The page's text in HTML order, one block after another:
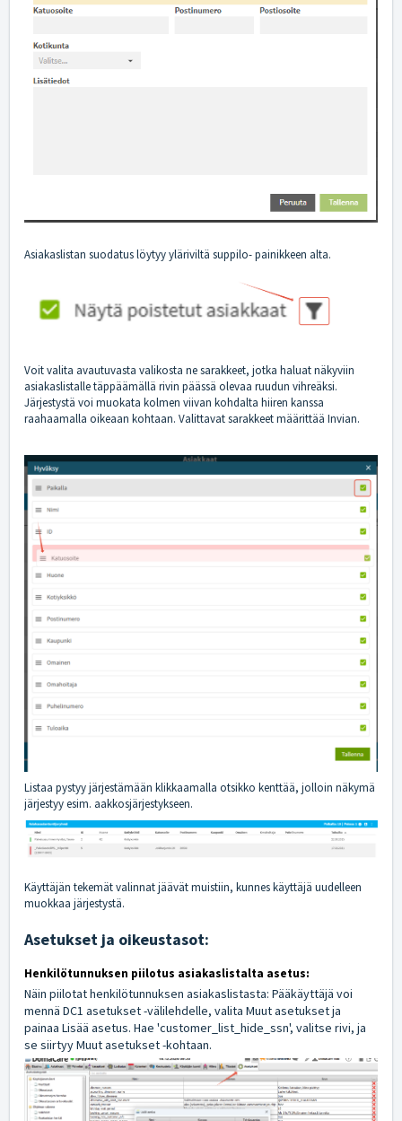
Asiakaslistan suodatus löytyy yläriviltä suppilo- painikkeen alta.
Voit valita avautuvasta valikosta ne sarakkeet, jotka haluat näkyviin
asiakaslistalle täppäämällä rivin päässä olevaa ruudun vihreäksi.
Järjestystä voi muokata kolmen viivan kohdalta hiiren kanssa
raahaamalla oikeaan kohtaan. Valittavat sarakkeet määrittää Invian.
Listaa pystyy järjestämään klikkaamalla otsikko kenttää, jolloin näkymä
järjestyy esim. aakkosjärjestykseen.
Käyttäjän tekemät valinnat jäävät muistiin, kunnes käyttäjä uudelleen
muokkaa järjestystä.
Asetukset ja oikeustasot:
Henkilötunnuksen piilotus asiakaslistalta asetus:
Näin piilotat henkilötunnuksen asiakaslistasta: Pääkäyttäjä voi
mennä DC1 asetukset -välilehdelle, valita Muut asetukset ja
painaa Lisää asetus. Hae 'customer_list_hide_ssn', valitse rivi, ja
se siirtyy Muut asetukset -kohtaan.